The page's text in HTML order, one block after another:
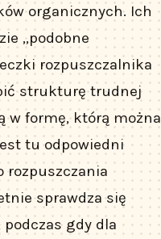
organicznych. Ich
„podobne
rozpuszczalnika
strukturę trudnej
w formę, którą można
tu odpowiedni
rozpuszczania
sprawdza się
gdy dla